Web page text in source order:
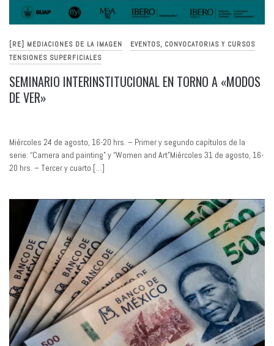
[RE] MEDIACIONES DE LA IMAGEN
EVENTOS, CONVOCATORIAS Y CURSOS
TENSIONES SUPERFICIALES
SEMINARIO INTERINSTITUCIONAL EN TORNO A «MODOS
DE VER»
Miércoles 24 de agosto, 16-20 hrs. – Primer y segundo capítulos de la
serie: “Camera and painting” y “Women and Art”Miércoles 31 de agosto, 16-
20 hrs. – Tercer y cuarto […]